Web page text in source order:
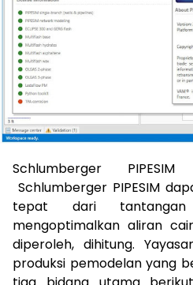
Schlumberger
Schlumberger PIPESIM
tepat dari
mengoptimalkan aliran
diperoleh, dihitung.
produksi pemodelan yang